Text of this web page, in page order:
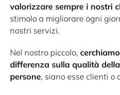
valorizzare sempre i nostri
stimolo a migliorare ogni
nostri servizi.
Nel nostro piccolo,
differenza sulla qualità
persone, siano esse clienti o